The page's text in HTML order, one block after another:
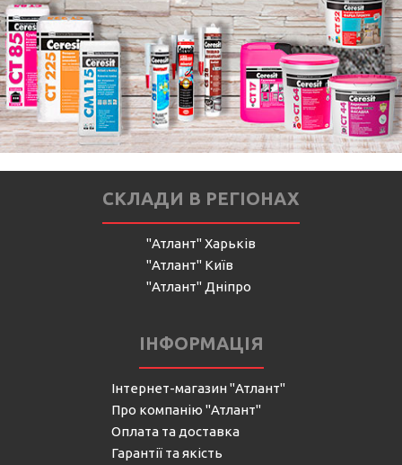
СКЛАДИ В РЕГІОНАХ
"Атлант" Харьків
"Атлант" Київ
"Атлант" Дніпро
ІНФОРМАЦІЯ
Інтернет-магазин "Атлант"
Про компанію "Атлант"
Оплата та доставка
Гарантії та якість